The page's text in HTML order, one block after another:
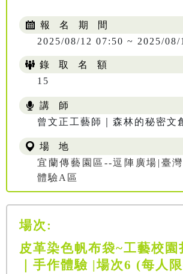
報 名 期 間
2025/08/12 07:50 ~ 2025/08/
錄 取 名 額
15
講 師
曾文正工藝師｜森林的秘密文
場 地
宜蘭傳藝園區--逗陣廣場|臺
體驗A區
場次:
皮革染色帆布袋~工藝校園
｜手作體驗 |場次6 (每人